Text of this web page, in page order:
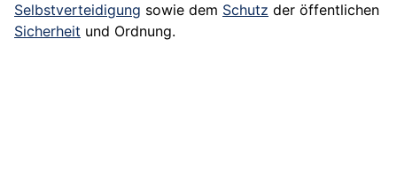
Selbstverteidigung sowie dem Schutz der öffentlichen
Sicherheit und Ordnung.